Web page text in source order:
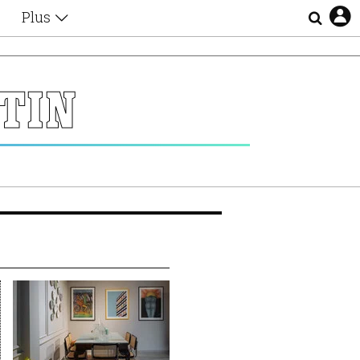
Plus
Αφιερώματα
Ζώδια
Lgbtqi+